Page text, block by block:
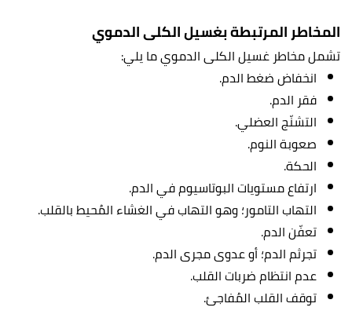
المخاطر المرتبطة بغسيل الكلى الدموي
تشمل مخاطر غسيل الكلى الدموي ما يلي:
انخفاض ضغط الدم.
فقر الدم.
التشنّج العضلي.
صعوبة النوم.
الحكة.
ارتفاع مستويات البوتاسيوم في الدم.
التهاب التامور؛ وهو التهاب في الغشاء المُحيط بالقلب.
تعفّن الدم.
تجرثم الدم؛ أو عدوى مجرى الدم.
عدم انتظام ضربات القلب.
توقف القلب المُفاجئ.